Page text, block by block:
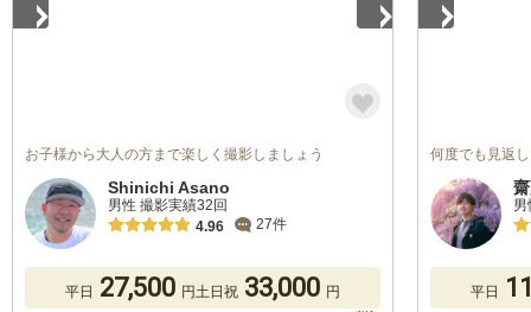
お子様から大人の方まで楽しく撮影しましょう
Shinichi Asano
男性 撮影実績32回
4.96
27件
平日 27,500 円土日祝 33,000 円
何度でも見返
男
平日